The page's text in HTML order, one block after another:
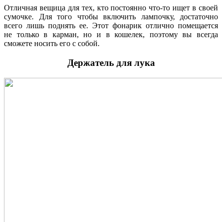
Отличная вещица для тех, кто постоянно что-то ищет в своей
сумочке. Для того чтобы включить лампочку, достаточно
всего лишь поднять ее. Этот фонарик отлично помещается
не только в карман, но и в кошелек, поэтому вы всегда
сможете носить его с собой.
Держатель для лука